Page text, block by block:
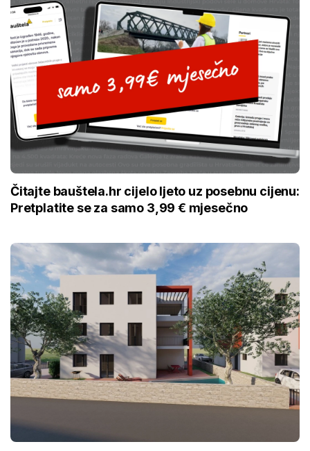
Čitajte bauštela.hr cijelo ljeto uz posebnu cijenu:
Pretplatite se za samo 3,99 € mjesečno